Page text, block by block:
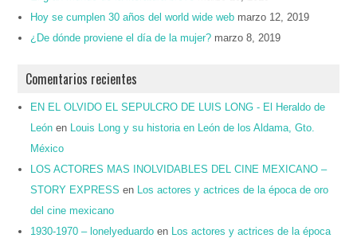
Hoy se cumplen 30 años del world wide web marzo 12, 2019
¿De dónde proviene el día de la mujer? marzo 8, 2019
Comentarios recientes
EN EL OLVIDO EL SEPULCRO DE LUIS LONG - El Heraldo de
León en
Louis Long y su historia en León de los Aldama, Gto.
México
LOS ACTORES MAS INOLVIDABLES DEL CINE MEXICANO –
STORY EXPRESS en
Los actores y actrices de la época de oro
del cine mexicano
1930-1970 – lonelyeduardo en
Los actores y actrices de la época